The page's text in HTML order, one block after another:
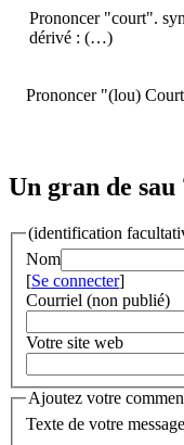
Prononcer "court".
dérivé : (…)
Prononcer "(lou)
Un gran de sau
(identification
Nom
[Se connecter]
Courriel (non publié)
Votre site web
Ajoutez votre
Texte de votre message